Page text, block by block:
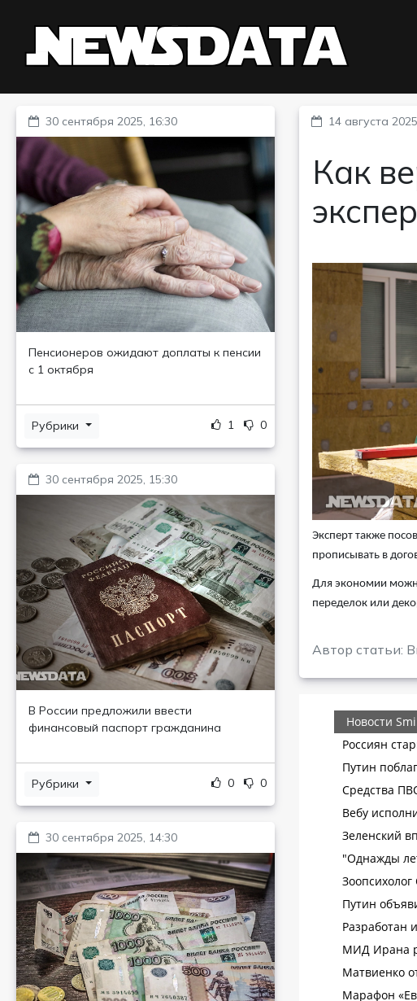
30 сентября 2025, 16:30
Пенсионеров ожидают доплаты к пенсии
с 1 октября
Рубрики 1 0
30 сентября 2025, 15:30
В России предложили ввести
финансовый паспорт гражданина
Рубрики 0 0
30 сентября 2025, 14:30
14 августа
Как
Эксперт также
прописывать в
Для экономии
переделок или
Автор статьи: